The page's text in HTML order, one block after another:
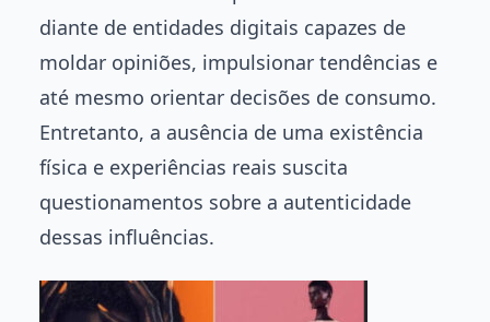
diante de entidades digitais capazes de
moldar opiniões, impulsionar tendências e
até mesmo orientar decisões de consumo.
Entretanto, a ausência de uma existência
física e experiências reais suscita
questionamentos sobre a autenticidade
dessas influências.